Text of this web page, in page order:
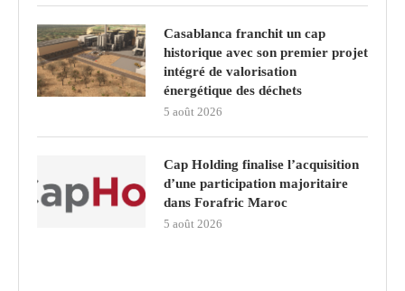
Casablanca franchit un cap
historique avec son premier projet
intégré de valorisation
énergétique des déchets
5 août 2026
Cap Holding finalise l’acquisition
d’une participation majoritaire
dans Forafric Maroc
5 août 2026